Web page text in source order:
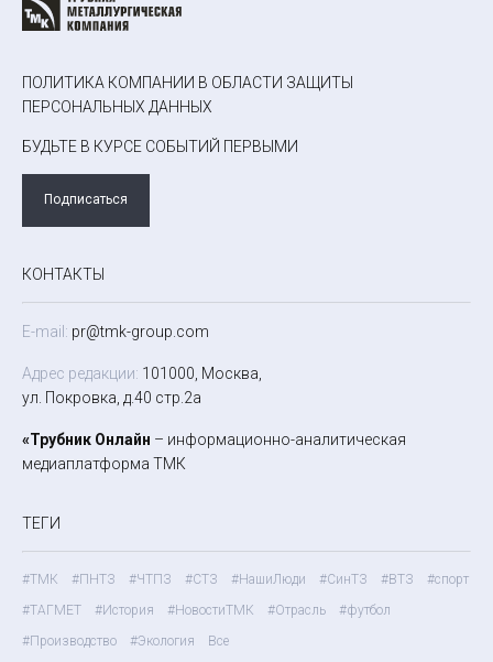
ПОЛИТИКА КОМПАНИИ В ОБЛАСТИ ЗАЩИТЫ
ПЕРСОНАЛЬНЫХ ДАННЫХ
БУДЬТЕ В КУРСЕ СОБЫТИЙ ПЕРВЫМИ
Подписаться
КОНТАКТЫ
E-mail: pr@tmk-group.com
Адрес редакции: 101000, Москва,
ул. Покровка, д.40 стр.2а
«Трубник Онлайн – информационно-аналитическая
медиаплатформа ТМК
ТЕГИ
#ТМК #ПНТЗ #ЧТПЗ #СТЗ #НашиЛюди #СинТЗ #ВТЗ
#спорт
#ТАГМЕТ
#История #НовостиТМК #Отрасль
#футбол
#Производство
#Экология Все